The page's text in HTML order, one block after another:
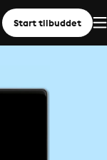
Start tilbuddet